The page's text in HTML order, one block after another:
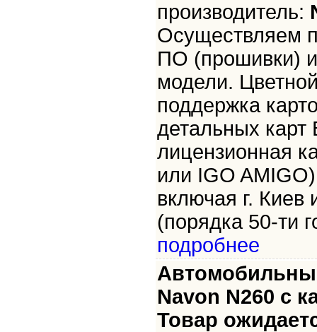
производитель:
Осуществляем
ПО (прошивки)
модели.
поддержка
детальных карт
лицензионная
или IGO
включая г. Киев
(порядка 50-ти
подробнее
Navon N260 с
Товар